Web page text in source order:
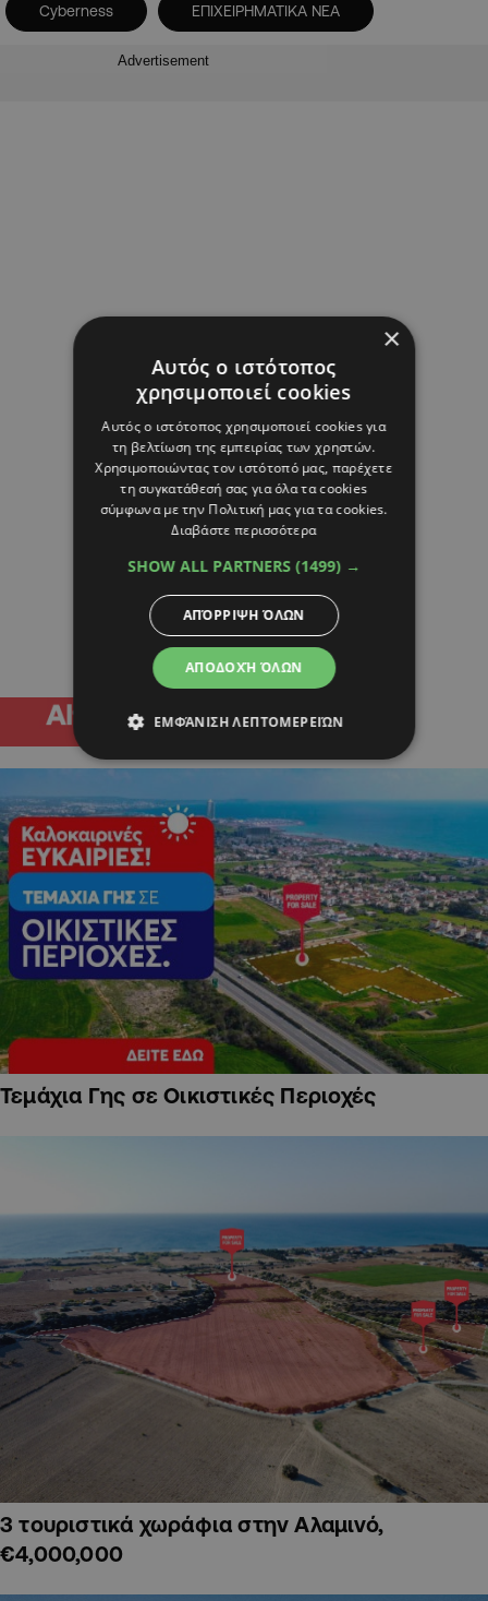
Cyberness ΕΠΙΧΕΙΡΗΜΑΤΙΚΑ ΝΕΑ
Advertisement
Τεμάχια Γης σε Οικιστικές Περιοχές
3 τουριστικά χωράφια στην Αλαμινό,
€4,000,000
×
Αυτός ο ιστότοπος
χρησιμοποιεί cookies
Αυτός ο ιστότοπος χρησιμοποιεί cookies για
τη βελτίωση της εμπειρίας των χρηστών.
Χρησιμοποιώντας τον ιστότοπό μας, παρέχετε
τη συγκατάθεσή σας για όλα τα cookies
σύμφωνα με την Πολιτική μας για τα cookies.
Διαβάστε περισσότερα
SHOW ALL PARTNERS (1499) →
ΑΠΟΔΟΧΉ ΌΛΩΝ
ΑΠΌΡΡΙΨΗ ΌΛΩΝ
ΕΜΦΆΝΙΣΗ ΛΕΠΤΟΜΕΡΕΙΏΝ